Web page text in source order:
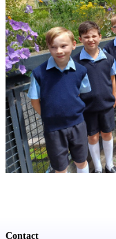
Discografie
Contact
Steun
Sponsoring
Evenementen
Contact